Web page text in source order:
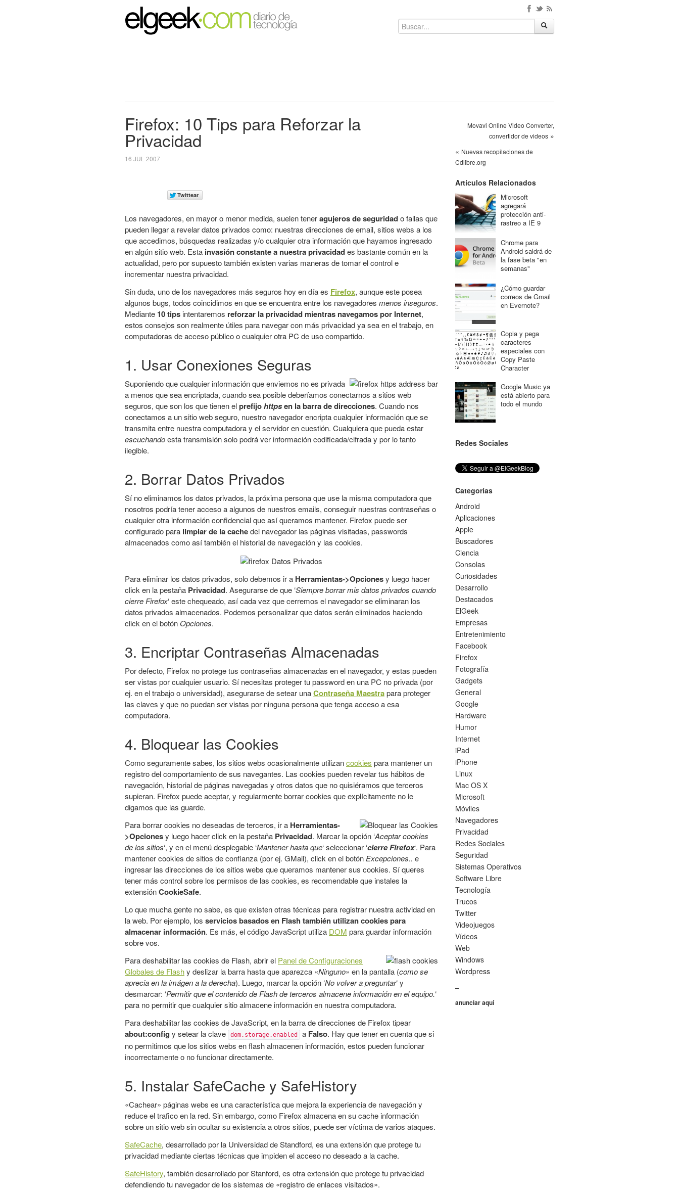
Firefox: 10 Tips para Reforzar la
Privacidad
16 JUL 2007
Los navegadores, en mayor o menor medida, suelen teneragujeros de seguridado fallas que
pueden llegar a revelar datos privados como: nuestras direcciones de email, sitios webs a los
que accedimos, búsquedas realizadas y/o cualquier otra información que hayamos ingresado
en algún sitio web. Esta invasión constante a nuestra privacidades bastante común en la
actualidad, pero por supuesto también existen varias maneras de tomar el control e
incrementar nuestra privacidad.
Sin duda, uno de los navegadores más seguros hoy en día es Firefox, aunque este posea
algunos bugs, todos coincidimos en que se encuentra entre los navegadores menos inseguros.
Mediante 10 tips intentaremos reforzar la privacidad mientras navegamos por Internet,
estos consejos son realmente útiles para navegar con más privacidad ya sea en el trabajo, en
computadoras de acceso público o cualquier otra PC de uso compartido.
1. Usar Conexiones Seguras
Suponiendo que cualquier información que enviemos no es privada
a menos que sea encriptada, cuando sea posible deberíamos conectarnos a sitios web
seguros, que son los que tienen elprefijohttpsen la barra de direcciones. Cuando nos
conectamos a un sitio web seguro, nuestro navegador encripta cualquier información que se
transmita entre nuestra computadora y el servidor en cuestión. Cualquiera que pueda estar
escuchandoesta transmisión solo podrá ver información codificada/cifrada y por lo tanto
ilegible.
2. Borrar Datos Privados
Sí no eliminamos los datos privados, la próxima persona que use la misma computadora que
nosotros podría tener acceso a algunos de nuestros emails, conseguir nuestras contraseñas o
cualquier otra información confidencial que así queramos mantener. Firefox puede ser
configurado para limpiar de la cachedel navegador las páginas visitadas, passwords
almacenados como así también el historial de navegación y las cookies.
Para eliminar los datos privados, solo debemos ir a Herramientas->Opcionesy luego hacer
click en la pestaña Privacidad. Asegurarse de que ‘Siempre borrar mis datos privados cuando
cierre Firefox‘ este chequeado, así cada vez que cerremos el navegador se eliminaran los
datos privados almacenados. Podemos personalizar que datos serán eliminados haciendo
click en el botón Opciones.
3. Encriptar Contraseñas Almacenadas
Por defecto, Firefox no protege tus contraseñas almacenadas en el navegador, y estas pueden
ser vistas por cualquier usuario. Sí necesitas proteger tu password en una PC no privada (por
ej. en el trabajo o universidad), asegurarse de setear unaContraseña Maestrapara proteger
las claves y que no puedan ser vistas por ninguna persona que tenga acceso a esa
computadora.
4. Bloquear las Cookies
Como seguramente sabes, los sitios webs ocasionalmente utilizancookies para mantener un
registro del comportamiento de sus navegantes. Las cookies pueden revelar tus hábitos de
navegación, historial de páginas navegadas y otros datos que no quisiéramos que terceros
supieran. Firefox puede aceptar, y regularmente borrar cookies que explícitamente no le
digamos que las guarde.
Para borrar cookies no deseadas de terceros, ir a Herramientas-
>Opcionesy luego hacer click en la pestaña Privacidad. Marcar la opción ‘Aceptar cookies
de los sitios‘, y en el menú desplegable ‘Mantener hasta que‘ seleccionar ‘cierre Firefox‘. Para
mantener cookies de sitios de confianza (por ej. GMail), click en el botón Excepciones.. e
ingresar las direcciones de los sitios webs que queramos mantener sus cookies. Sí queres
tener más control sobre los permisos de las cookies, es recomendable que instales la
extensiónCookieSafe.
Lo que mucha gente no sabe, es que existen otras técnicas para registrar nuestra actividad en
la web. Por ejemplo, los servicios basados en Flash también utilizan cookies para
almacenar información. Es más, el código JavaScript utiliza DOM para guardar información
sobre vos.
Para deshabilitar las cookies de Flash, abrir el Panel de Configuraciones
Globales de Flashy deslizar la barra hasta que aparezca «Ninguno» en la pantalla (como se
aprecia en la imágen a la derecha). Luego, marcar la opción ‘No volver a preguntar‘ y
desmarcar: ‘Permitir que el contenido de Flash de terceros almacene información en el equipo.‘
para no permitir que cualquier sitio almacene información en nuestra computadora.
Para deshabilitar las cookies de JavaScript, en la barra de direcciones de Firefox tipear
about:config y setear la clave dom.storage.enabled a Falso. Hay que tener en cuenta que si
no permitimos que los sitios webs en flash almacenen información, estos pueden funcionar
incorrectamente o no funcionar directamente.
5. Instalar SafeCache y SafeHistory
«Cachear» páginas webs es una característica que mejora la experiencia de navegación y
reduce el trafico en la red. Sin embargo, como Firefox almacena en su cache información
sobre un sitio web sin ocultar su existencia a otros sitios, puede ser víctima de varios ataques.
SafeCache, desarrollado por la Universidad de Standford, es una extensión que protege tu
privacidad mediante ciertas técnicas que impiden el acceso no deseado a la cache.
SafeHistory, también desarrollado por Stanford, es otra extensión que protege tu privacidad
defendiendo tu navegador de los sistemas de «registro de enlaces visitados».
Movavi Online Video Converter,
convertidor de videos »
« Nuevas recopilaciones de
Cdlibre.org
Artículos Relacionados
Microsoft
agregará
protección anti-
rastreo a IE 9
Chrome para
Android saldrá de
la fase beta "en
semanas"
¿Cómo guardar
correos de Gmail
en Evernote?
Copia y pega
caracteres
especiales con
Copy Paste
Character
Google Music ya
está abierto para
todo el mundo
Redes Sociales
Categorías
Android
Aplicaciones
Apple
Buscadores
Ciencia
Consolas
Curiosidades
Desarrollo
Destacados
ElGeek
Empresas
Entretenimiento
Facebook
Firefox
Fotografía
Gadgets
General
Google
Hardware
Humor
Internet
iPad
iPhone
Linux
Mac OS X
Microsoft
Móviles
Navegadores
Privacidad
Redes Sociales
Seguridad
Sistemas Operativos
Software Libre
Tecnología
Trucos
Twitter
Videojuegos
Vídeos
Web
Windows
Wordpress
–
anunciar aquí